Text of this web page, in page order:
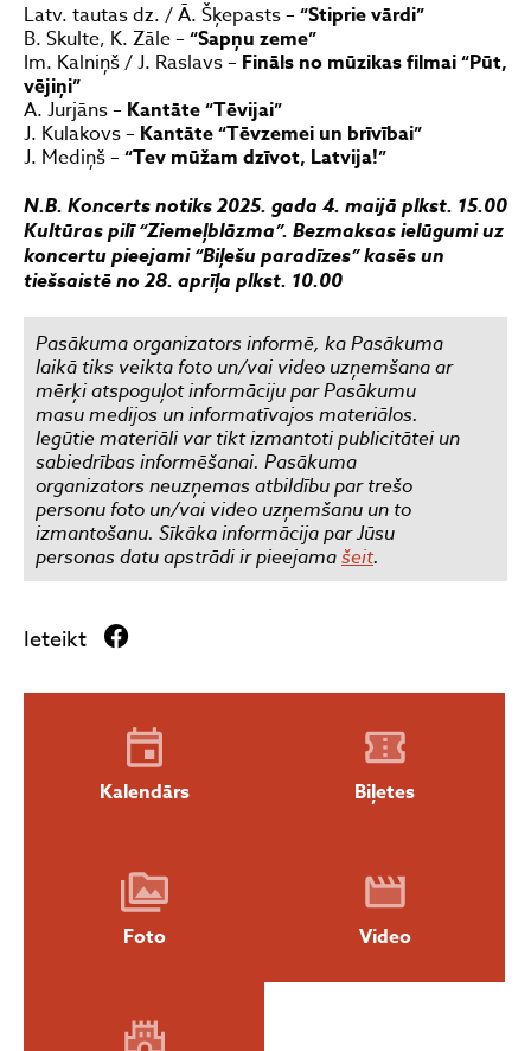
Latv. tautas dz. / Ā. Šķepasts –“Stiprie vārdi”
B. Skulte, K. Zāle –“Sapņu zeme”
Im. Kalniņš / J. Raslavs – Fināls no mūzikas filmai “Pūt,
vējiņi”
A. Jurjāns – Kantāte “Tēvijai”
J. Kulakovs – Kantāte “Tēvzemei un brīvībai”
J. Mediņš –“Tev mūžam dzīvot, Latvija!”
N.B. Koncerts notiks 2025. gada 4. maijā plkst. 15.00
Kultūras pilī “Ziemeļblāzma”. Bezmaksas ielūgumi uz
koncertu pieejami “Biļešu paradīzes” kasēs un
tiešsaistē no 28. aprīļa plkst. 10.00
Pasākuma organizators informē, ka Pasākuma
laikā tiks veikta foto un/vai video uzņemšana ar
mērķi atspoguļot informāciju par Pasākumu
masu medijos un informatīvajos materiālos.
Iegūtie materiāli var tikt izmantoti publicitātei un
sabiedrības informēšanai. Pasākuma
organizators neuzņemas atbildību par trešo
personu foto un/vai video uzņemšanu un to
izmantošanu. Sīkāka informācija par Jūsu
personas datu apstrādi ir pieejamašeit.
Ieteikt
Kalendārs Biļetes
Foto Video